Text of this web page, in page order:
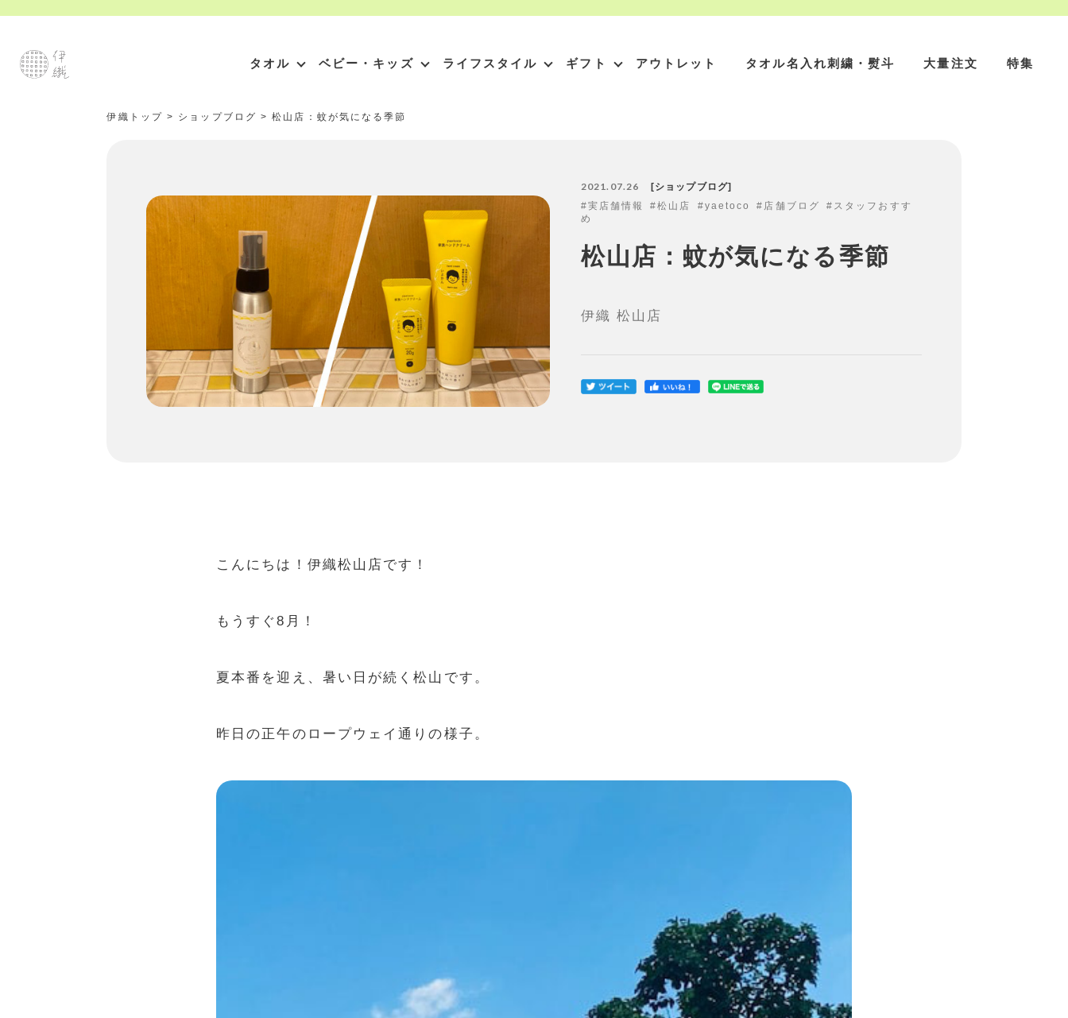
タオル ベビー・キッズ ライフスタイル ギフト アウトレット タオル名入れ刺繍・熨斗 大量注文 特集
伊織トップ > ショップブログ >松山店：蚊が気になる季節
2021.07.26
ショップブログ
実店舗情報
松山店 yaetoco 店舗ブログ
スタッフおすす
め
松山店：蚊が気になる季節
伊織 松山店
こんにちは！伊織松山店です！
もうすぐ8月！
夏本番を迎え、暑い日が続く松山です。
昨日の正午のロープウェイ通りの様子。